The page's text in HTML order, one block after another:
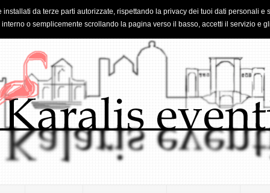
da terze parti autorizzate, rispettando la privacy dei tuoi dati personali
o semplicemente scrollando la pagina verso il basso, accetti il servizio e